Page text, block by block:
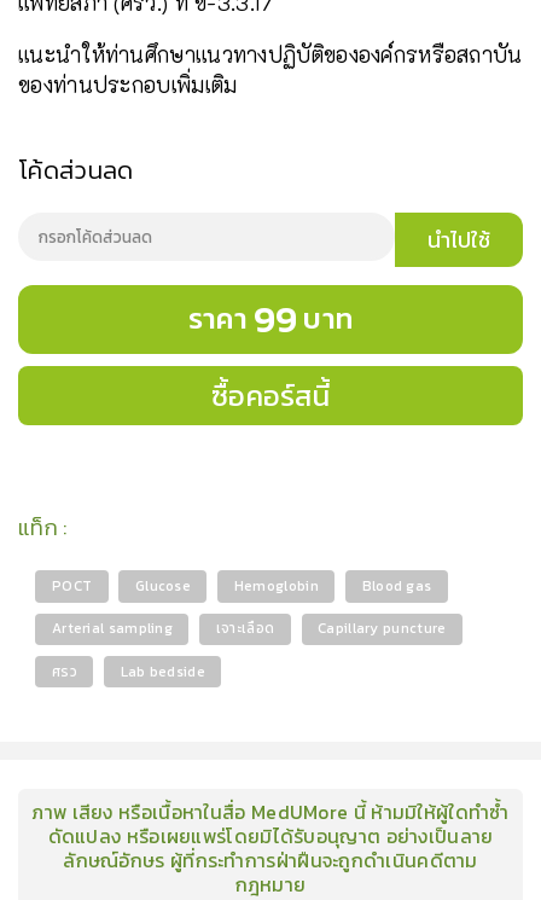
แนะนำให้ท่านศึกษาแนวทางปฏิบัติขององค์กรหรือสถาบัน
ของท่านประกอบเพิ่มเติม
โค้ดส่วนลด
นำไปใช้
ราคา 99 บาท
ซื้อคอร์สนี้
แท็ก :
POCT Glucose Hemoglobin
Blood gas
Arterial sampling
เจาะเลือด
Capillary puncture
ศรว
Lab bedside
ภาพ เสียง หรือเนื้อหาในสื่อ MedUMore นี้ ห้ามมิให้ผู้ใดทำซ้ำ
ดัดแปลง หรือเผยแพร่โดยมิได้รับอนุญาต อย่างเป็นลาย
ลักษณ์อักษร ผู้ที่กระทำการฝ่าฝืนจะถูกดำเนินคดีตาม
กฎหมาย